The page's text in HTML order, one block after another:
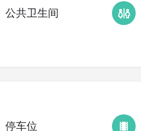
公共卫生间
停车位